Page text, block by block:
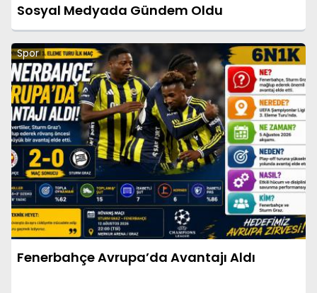
Sosyal Medyada Gündem Oldu
Spor
Fenerbahçe Avrupa’da Avantajı Aldı